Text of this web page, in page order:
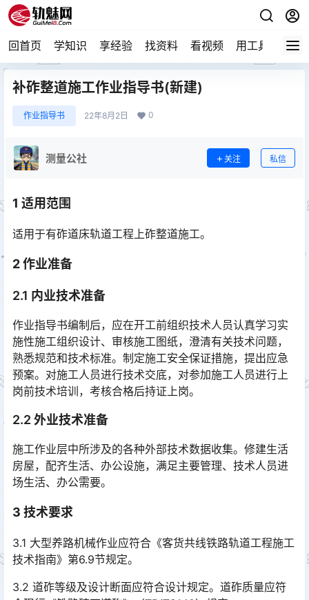
回首页 学知识 享经验 找资料 看视频 用工具 论技
补砟整道施工作业指导书(新建)
作业指导书 22年8月2日 0
测量公社 关注 私信
1 适用范围
适用于有砟道床轨道工程上砟整道施工。
2作业准备
2.1 内业技术准备
作业指导书编制后，应在开工前组织技术人员认真学习实
施性施工组织设计、审核施工图纸，澄清有关技术问题，
熟悉规范和技术标准。制定施工安全保证措施，提出应急
预案。对施工人员进行技术交底，对参加施工人员进行上
岗前技术培训，考核合格后持证上岗。󠅅󠅃󠄵󠅂󠄪󠇖󠆨󠆨󠇕󠆞󠆒󠅬󠇘󠆭󠆘󠇙󠆝󠅵󠇗󠆭󠆁󠄐󠇗󠅹󠅸󠇖󠆍󠅳󠇖󠅹󠅰󠇖󠆌󠅹
2.2 外业技术准备
施工作业层中所涉及的各种外部技术数据收集。修建生活
房屋，配齐生活、办公设施，满足主要管理、技术人员进
场生活、办公需要。
3 技术要求
3.1 大型养路机械作业应符合《客货共线铁路轨道工程施工
技术指南》第6.9节规定。
3.2 道砟等级及设计断面应符合设计规定。道砟质量应符